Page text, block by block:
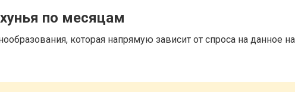
по месяцам
которая напрямую зависит от спроса на данное